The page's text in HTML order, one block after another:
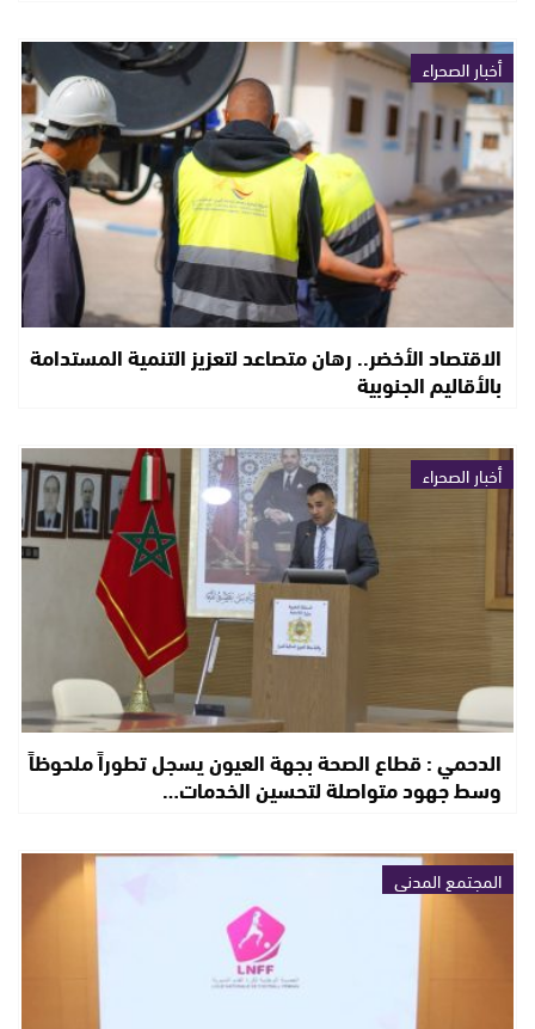
أخبار الصحراء
الاقتصاد الأخضر.. رهان متصاعد لتعزيز التنمية المستدامة
بالأقاليم الجنوبية
أخبار الصحراء
الدحمي : قطاع الصحة بجهة العيون يسجل تطوراً ملحوظاً
وسط جهود متواصلة لتحسين الخدمات…
المجتمع المدني